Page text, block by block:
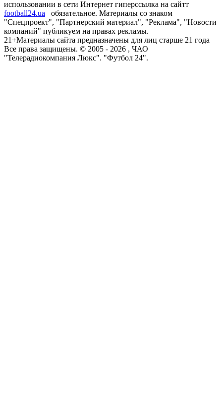
использовании в сети Интернет гиперссылка на сайтт
football24.ua
обязательное. Материалы со знаком
"Спецпроект", "Партнерский материал", "Реклама", "Новости
компаний" публикуем на правах рекламы.
21+Материалы сайта предназначены для лиц старше 21 года
Все права защищены. © 2005 - 2026 , ЧАО
"Телерадиокомпания Люкс". "Футбол 24".